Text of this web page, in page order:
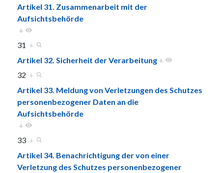
Artikel 31. Zusammenarbeit mit der
Aufsichtsbehörde
+
31 +
Artikel 32. Sicherheit der Verarbeitung +
32 +
Artikel 33. Meldung von Verletzungen des Schutzes
personenbezogener Daten an die
Aufsichtsbehörde
+
33 +
Artikel 34. Benachrichtigung der von einer
Verletzung des Schutzes personenbezogener